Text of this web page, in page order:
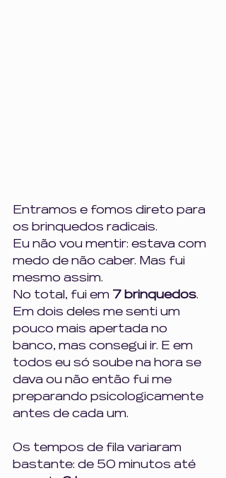
Entramos e fomos direto para
os brinquedos radicais.
Eu não vou mentir: estava com
medo de não caber. Mas fui
mesmo assim.
No total, fui em 7 brinquedos.
Em dois deles me senti um
pouco mais apertada no
banco, mas consegui ir. E em
todos eu só soube na hora se
dava ou não então fui me
preparando psicologicamente
antes de cada um.
Os tempos de fila variaram
bastante: de 50 minutos até